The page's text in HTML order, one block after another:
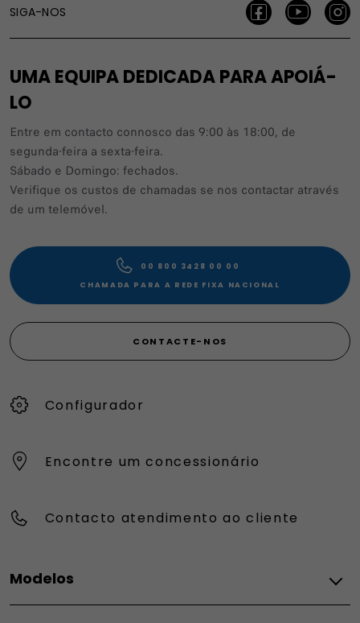
SIGA-NOS
UMA EQUIPA DEDICADA PARA APOIÁ-
LO
Entre em contacto connosco das 9:00 às 18:00, de
segunda-feira a sexta-feira.
Sábado e Domingo: fechados.
Verifique os custos de chamadas se nos contactar através
de um telemóvel.
00 800 3428 00 00​
CHAMADA PARA A REDE FIXA NACIONAL
CONTACTE-NOS
Configurador
Encontre um concessionário
Contacto atendimento ao cliente
Modelos